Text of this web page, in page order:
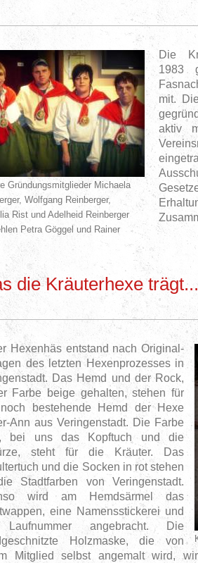
Gründungsmitglieder Michaela
Wolfgang Reinberger,
Rist und Adelheid Reinberger
Petra Göggel und Rainer
Die
1983
mit.
aktiv
die Kräuterhexe trägt...
Hexenhäs entstand nach Original-
des letzten Hexenprozesses in
Das Hemd und der Rock,
Farbe beige gehalten, stehen für
bestehende Hemd der Hexe
Ann aus Veringenstadt. Die Farbe
bei uns das Kopftuch und die
steht für die Kräuter. Das
und die Socken in rot stehen
Stadtfarben von Veringenstadt.
wird am Hemdsärmel das
eine Namensstickerei und
angebracht. Die
Holzmaske, die von
Mitglied selbst angemalt wird,